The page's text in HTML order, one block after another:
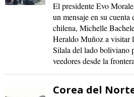
El presidente Evo
un mensaje en su
chilena, Michelle
Heraldo Muñoz a visitar
Silala del lado boliviano
veedores desde la
Corea del